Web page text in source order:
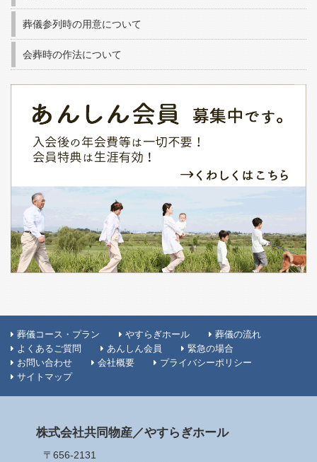
葬儀参列時の用意について
会葬時の作法について
葬儀コース・プラン やすらぎホール
葬儀の流れ
よくあるご質問
あんしん会員
緊急の場合
お問い合わせ
会社概要
プライバシーポリシー
サイトマップ
株式会社共同物産／やすらぎホール
〒656-2131